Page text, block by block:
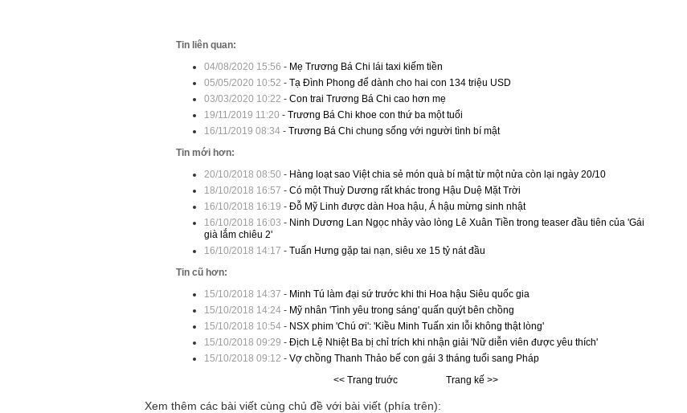
Tin liên quan:
04/08/2020 15:56 - Mẹ Trương Bá Chi lái taxi kiếm tiền
05/05/2020 10:52 - Tạ Đình Phong để dành cho hai con 134 triệu USD
03/03/2020 10:22 - Con trai Trương Bá Chi cao hơn mẹ
19/11/2019 11:20 - Trương Bá Chi khoe con thứ ba một tuổi
16/11/2019 08:34- Trương Bá Chi chung sống với người tình bí mật
Tin mới hơn:
20/10/2018 08:50 - Hàng loạt sao Việt chia sẻ món quà bí mật từ một nửa còn lại ngày 20/10
18/10/2018 16:57 - Có một Thuỳ Dương rất khác trong Hậu Duệ Mặt Trời
16/10/2018 16:19 - Đỗ Mỹ Linh được dàn Hoa hậu, Á hậu mừng sinh nhật
16/10/2018 16:03 - Ninh Dương Lan Ngọc nhảy vào lòng Lê Xuân Tiền trong teaser đầu tiên của 'Gái
già lắm chiêu 2'
16/10/2018 14:17 - Tuấn Hưng gặp tai nạn, siêu xe 15 tỷ nát đầu
Tin cũ hơn:
15/10/2018 14:37 - Minh Tú làm đại sứ trước khi thi Hoa hậu Siêu quốc gia
15/10/2018 14:24- Mỹ nhân 'Tình yêu trong sáng' quấn quýt bên chồng
15/10/2018 10:54- NSX phim 'Chú ơi': 'Kiều Minh Tuấn xin lỗi không thật lòng'
15/10/2018 09:29 - Địch Lệ Nhiệt Ba bị chỉ trích khi nhận giải 'Nữ diễn viên được yêu thích'
15/10/2018 09:12 - Vợ chồng Thanh Thảo bế con gái 3 tháng tuổi sang Pháp
<< Trang truớc
Trang kế >>
Xem thêm các bài viết cùng chủ đề với bài viết (phía trên):